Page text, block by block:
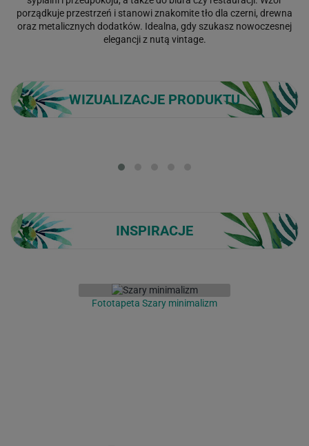
porządkuje przestrzeń i stanowi znakomite tło dla czerni, drewna
oraz metalicznych dodatków. Idealna, gdy szukasz nowoczesnej
elegancji z nutą vintage.
WIZUALIZACJE PRODUKTU
INSPIRACJE
Fototapeta Szary minimalizm